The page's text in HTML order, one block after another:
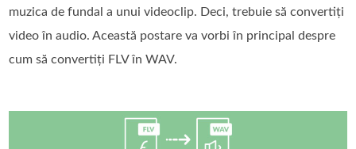
muzica de fundal a unui videoclip. Deci, trebuie să convertiți
video în audio. Această postare va vorbi în principal despre
cum să convertiți FLV în WAV.